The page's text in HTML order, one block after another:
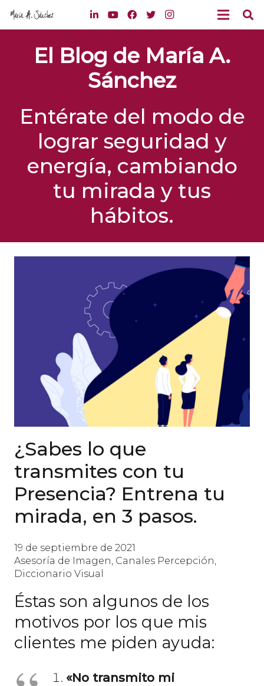
El Blog de María A.
Sánchez
Entérate del modo de
lograr seguridad y
energía, cambiando
tu mirada y tus
hábitos.
¿Sabes lo que
transmites con tu
Presencia? Entrena tu
mirada, en 3 pasos.
19 de septiembre de 2021
Asesoría de Imagen Canales Percepción
Diccionario Visual
Éstas son algunos de los
motivos por los que mis
clientes me piden ayuda:
«No transmito mi